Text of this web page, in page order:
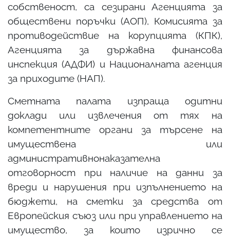
собственост, са сезирани Агенцията за
обществени поръчки (АОП), Комисията за
противодействие на корупцията (КПК),
Агенцията за държавна финансова
инспекция (АДФИ) и Националната агенция
за приходите (НАП).
Сметната палата изпраща одитни
доклади или извлечения от тях на
компетентните органи за търсене на
имуществена или
административнонаказателна
отговорност при наличие на данни за
вреди и нарушения при изпълнението на
бюджети, на сметки за средства от
Европейския съюз или при управлението на
имущество, за които изрично се